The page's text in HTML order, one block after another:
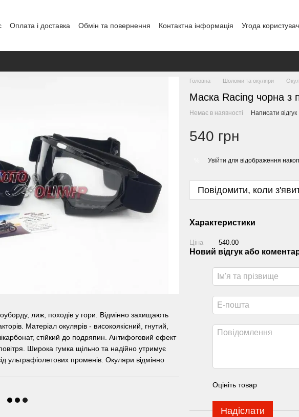
Оплата і доставка Обмін та повернення Контактна інформація
Угода
лиж, походів у гори. Відмінно захищають
Матеріал окулярів - високоякісний, гнутий,
стійкий до подряпин. Антифоговий ефект
Широка гумка щільно та надійно утримує
ультрафіолетових променів. Окуляри відмінно
Головна Шоломи та окуляри
Маска Racing чорна з
Немає в наявності Написати відгук
540 грн
Увійти для відображення
Повідомити, коли
Характеристики
Ціна 540.00
Новий відгук або
Оцініть товар
Надіслати